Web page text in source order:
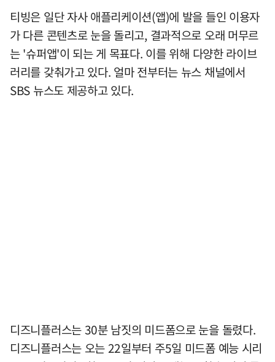
티빙은 일단 자사 애플리케이션(앱)에 발을 들인 이용자
가 다른 콘텐츠로 눈을 돌리고, 결과적으로 오래 머무르
는 '슈퍼앱'이 되는 게 목표다. 이를 위해 다양한 라이브
러리를 갖춰가고 있다. 얼마 전부터는 뉴스 채널에서
SBS 뉴스도 제공하고 있다.
디즈니플러스는 30분 남짓의 미드폼으로 눈을 돌렸다.
디즈니플러스는 오는 22일부터 주5일 미드폼 예능 시리